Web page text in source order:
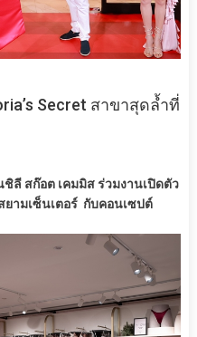
Secret สาขาสุดล้ำที่
ชิลี สก๊อต เคมมิสร่วมงานเปิดตัว
ยามเซ็นเตอร์ กับคอนเซปต์